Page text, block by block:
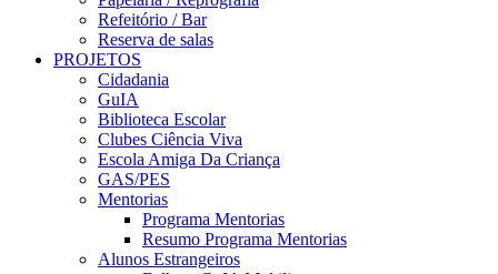
Refeitório / Bar
Reserva de salas
PROJETOS
Cidadania
GuIA
Biblioteca Escolar
Clubes Ciência Viva
Escola Amiga Da Criança
GAS/PES
Mentorias
Programa Mentorias
Resumo Programa Mentorias
Alunos Estrangeiros